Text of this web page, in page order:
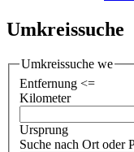
Umkreissuche
Umkreissuche we
Entfernung <=
Kilometer
Ursprung
Suche nach Ort oder